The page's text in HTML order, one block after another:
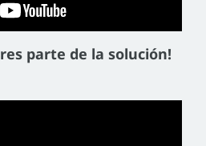
parte de la solución!